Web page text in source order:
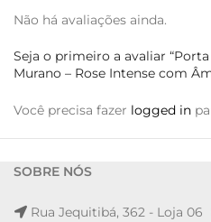
Não há avaliações ainda.
Seja o primeiro a avaliar
Murano – Rose Intense com
Você precisa fazer logged in
SOBRE NÓS
Rua Jequitibá, 362 - Loja